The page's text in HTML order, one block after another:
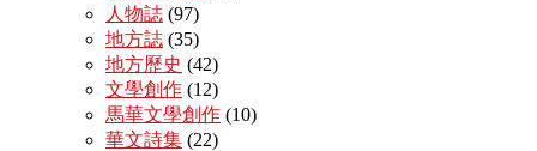
人物誌 (97)
地方誌 (35)
地方歷史 (42)
文學創作 (12)
馬華文學創作 (10)
華文詩集 (22)